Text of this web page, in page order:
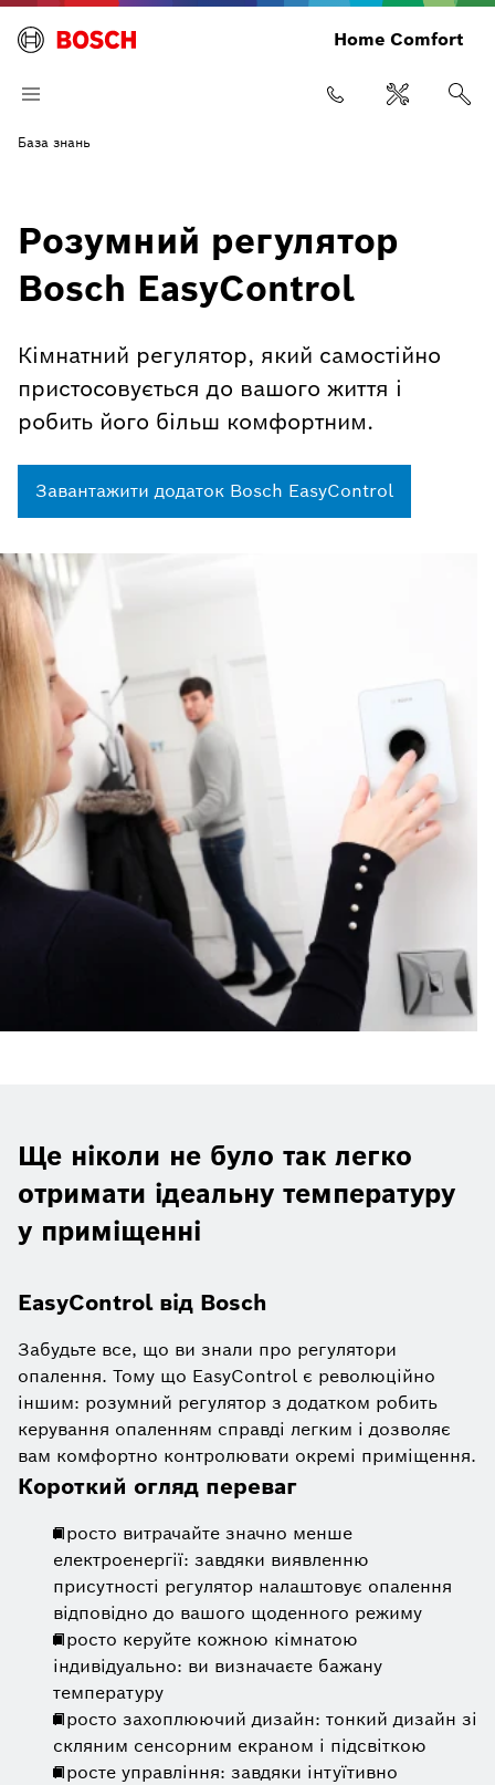
Home Comfort
База знань
Розумний регулятор
Bosch EasyControl
Кімнатний регулятор, який самостійно
пристосовується до вашого життя і
робить його більш комфортним.
Завантажити додаток Bosch EasyControl
Ще ніколи не було так легко
отримати ідеальну температуру
у приміщенні
EasyControl від Bosch
Забудьте все, що ви знали про регулятори
опалення. Тому що EasyControl є революційно
іншим: розумний регулятор з додатком робить
керування опаленням справді легким і дозволяє
вам комфортно контролювати окремі приміщення.
Короткий огляд переваг
Просто витрачайте значно менше
електроенергії: завдяки виявленню
присутності регулятор налаштовує опалення
відповідно до вашого щоденного режиму
Просто керуйте кожною кімнатою
індивідуально: ви визначаєте бажану
температуру
Просто захоплюючий дизайн: тонкий дизайн зі
скляним сенсорним екраном і підсвіткою
Просте управління: завдяки інтуїтивно